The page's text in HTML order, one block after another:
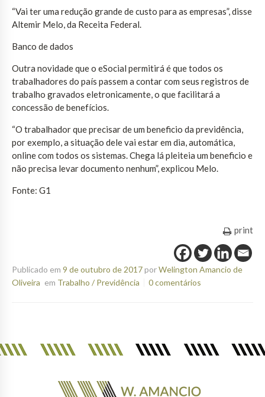
“Vai ter uma redução grande de custo para as empresas”, disse
Altemir Melo, da Receita Federal.
Banco de dados
Outra novidade que o eSocial permitirá é que todos os
trabalhadores do país passem a contar com seus registros de
trabalho gravados eletronicamente, o que facilitará a
concessão de benefícios.
“O trabalhador que precisar de um beneficio da previdência,
por exemplo, a situação dele vai estar em dia, automática,
online com todos os sistemas. Chega lá pleiteia um beneficio e
não precisa levar documento nenhum”, explicou Melo.
Fonte: G1
print
Publicado em 9 de outubro de 2017porWelington Amancio de
Oliveira em Trabalho / Previdência 0 comentários